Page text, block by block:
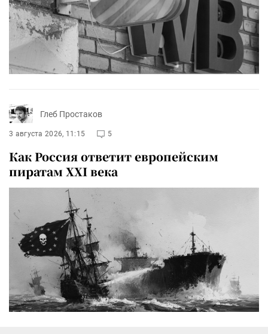
Глеб Простаков
3 августа 2026, 11:15 5
Как Россия ответит европейским
пиратам XXI века